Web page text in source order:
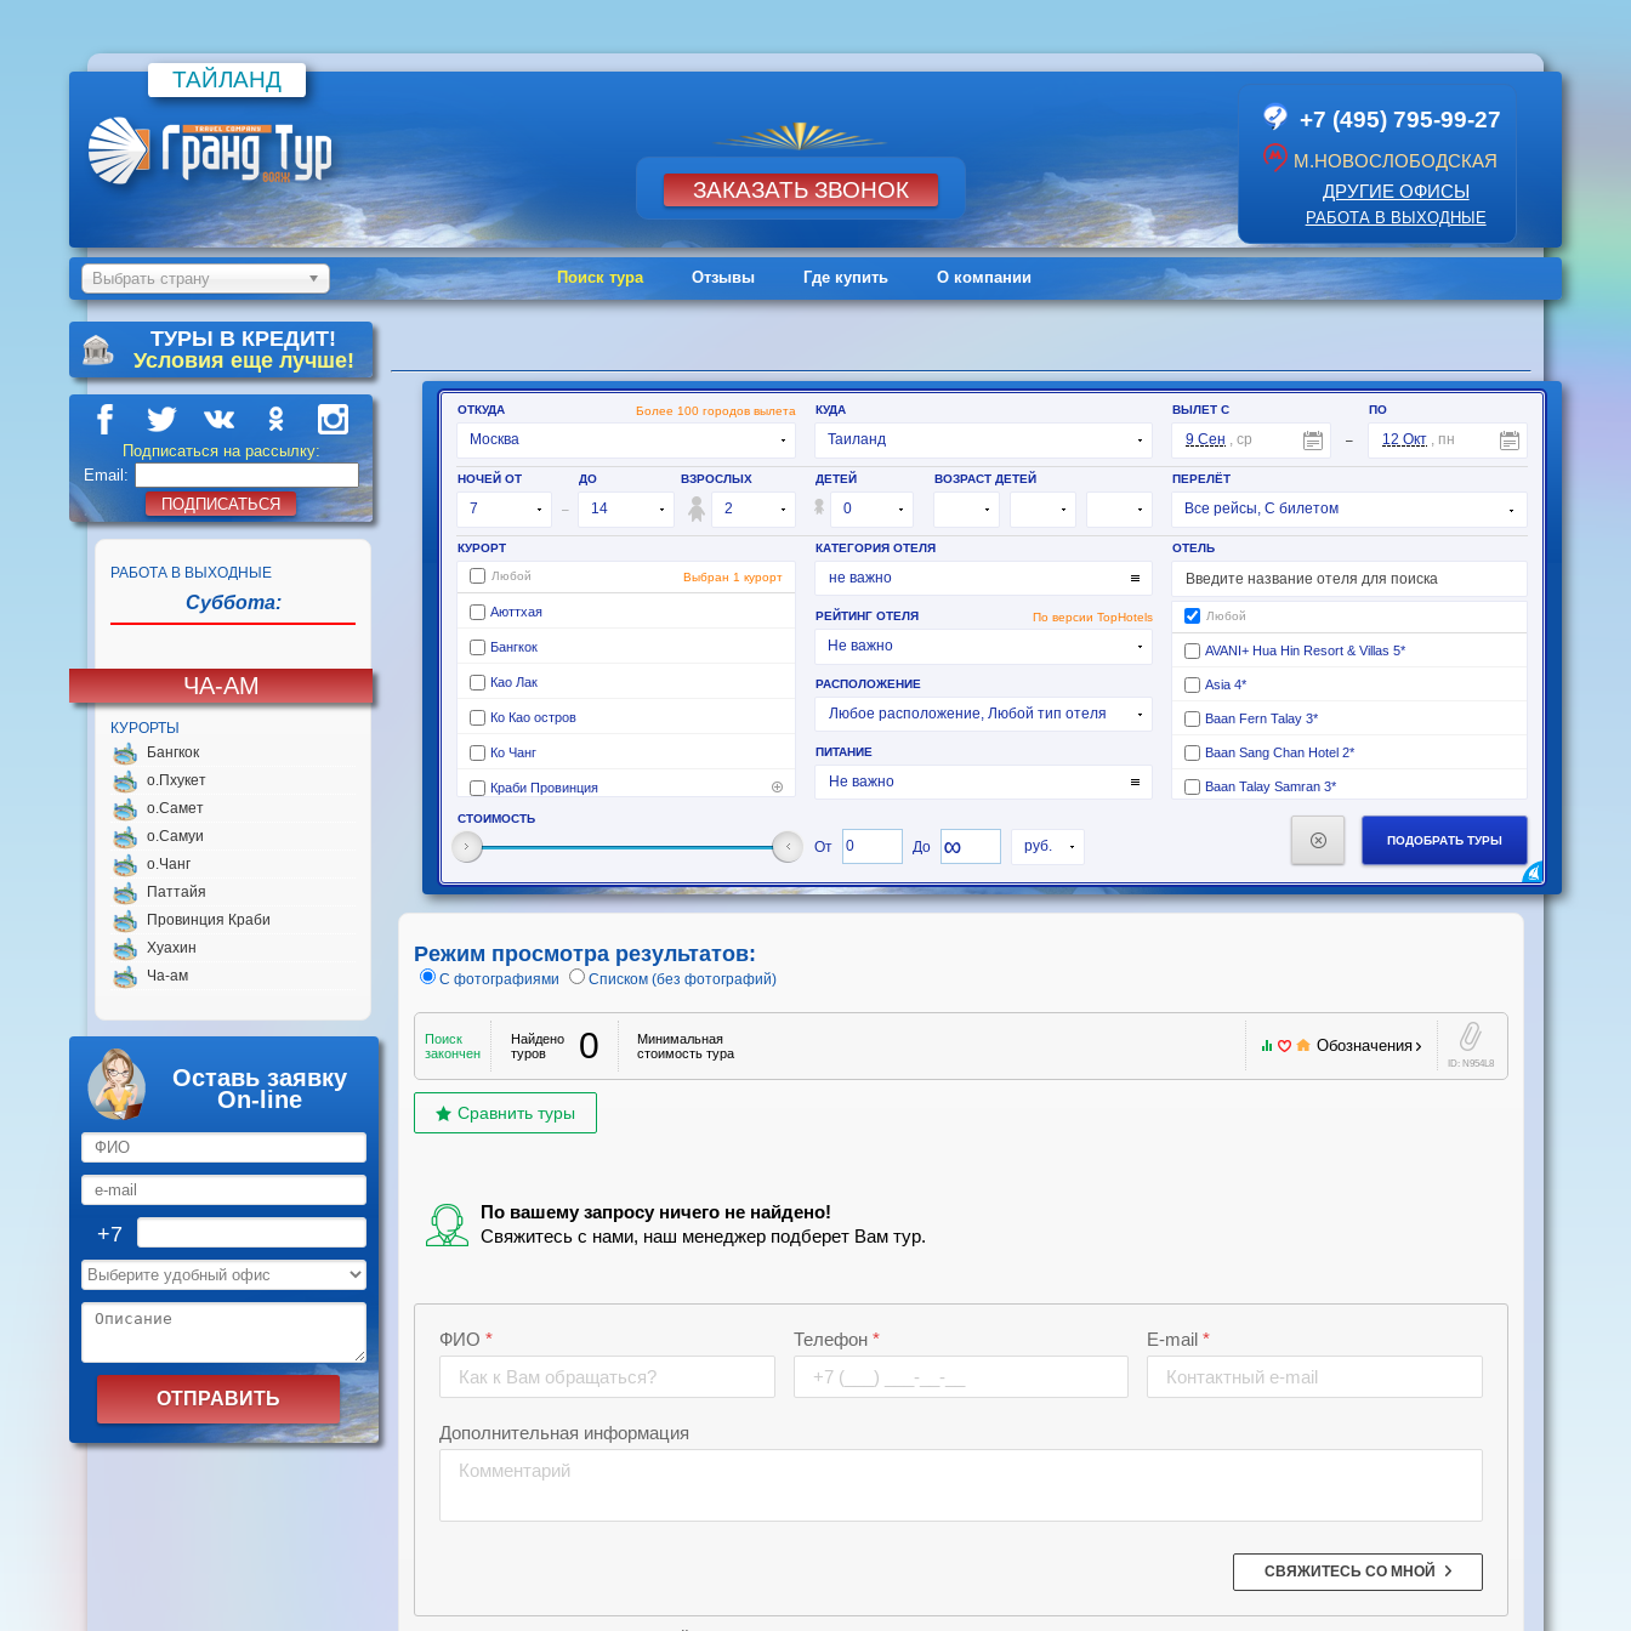
ТАЙЛАНД
+7 (495) 795-99-27
М.НОВОСЛОБОДСКАЯ
ДРУГИЕ ОФИСЫ
РАБОТА В ВЫХОДНЫЕ
Выбрать страну Поиск тура Отзывы Где купить О компании
ТУРЫ В КРЕДИТ!
Условия еще лучше!
Подписаться на рассылку:
Email:
ПОДПИСАТЬСЯ
РАБОТА В ВЫХОДНЫЕ
Суббота:
ЧА-АМ
КУРОРТЫ
Бангкок
о.Пхукет
о.Самет
о.Самуи
о.Чанг
Паттайя
Провинция Краби
Хуахин
Ча-ам
Оставь заявку
On-line
+7
Режим просмотра результатов:
С фотографиями Списком (без фотографий)